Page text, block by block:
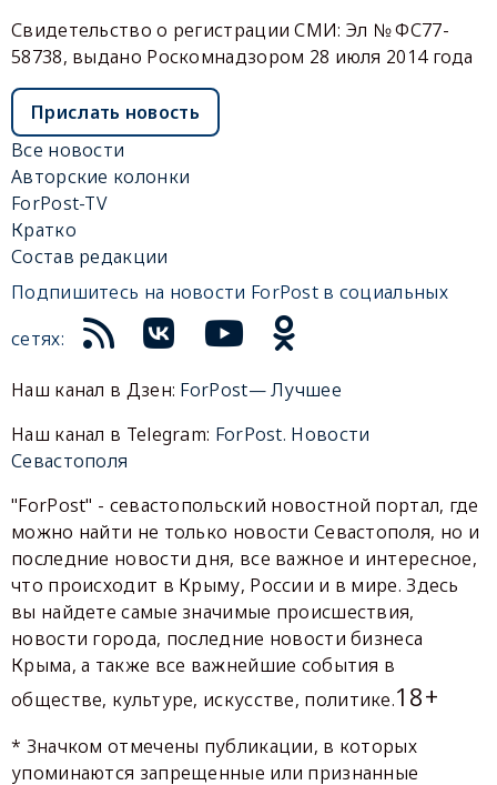
Свидетельство о регистрации СМИ: Эл № ФС77-
58738, выдано Роскомнадзором 28 июля 2014 года
Прислать новость
Все новости
Авторские колонки
ForPost-TV
Кратко
Состав редакции
Подпишитесь на новости ForPost в социальных
сетях:
Наш канал в Дзен: ForPost— Лучшее
Наш канал в Telegram: ForPost. Новости
Севастополя
"ForPost" - севастопольский новостной портал, где
можно найти не только новости Севастополя, но и
последние новости дня, все важное и интересное,
что происходит в Крыму, России и в мире. Здесь
вы найдете самые значимые происшествия,
новости города, последние новости бизнеса
Крыма, а также все важнейшие события в
обществе, культуре, искусстве, политике.18+
* Значком отмечены публикации, в которых
упоминаются запрещенные или признанные